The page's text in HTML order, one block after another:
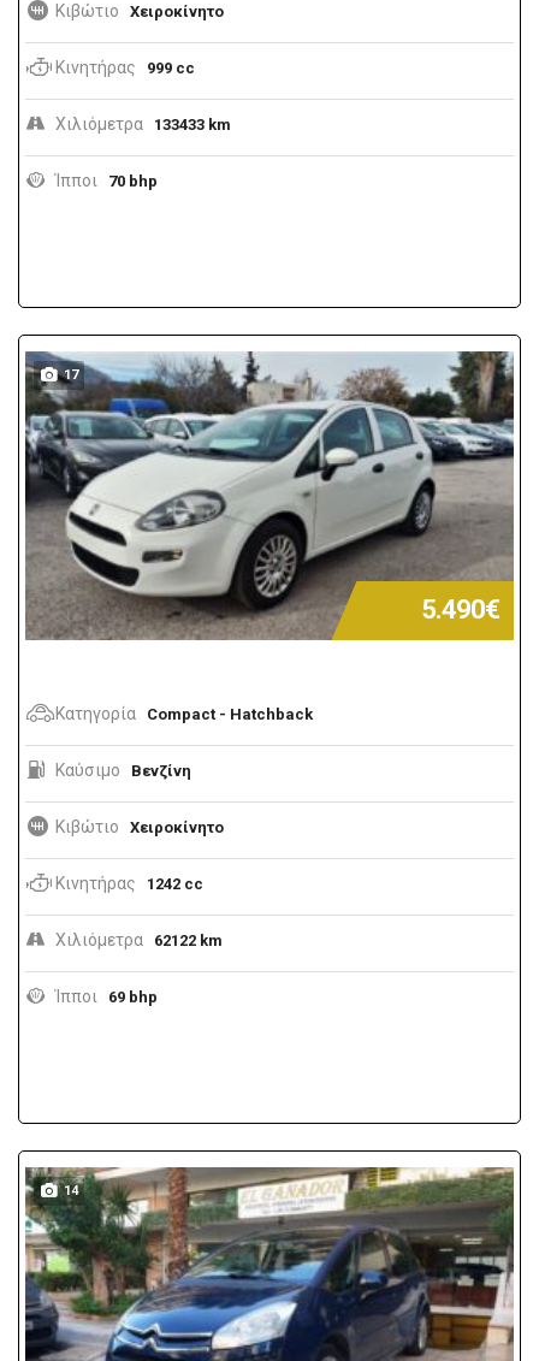
Κιβώτιο Χειροκίνητο
Κινητήρας 999 cc
Χιλιόμετρα 133433 km
Ίπποι 70 bhp
17
5.490€
Κατηγορία Compact - Hatchback
Καύσιμο Βενζίνη
Κιβώτιο Χειροκίνητο
Κινητήρας 1242 cc
Χιλιόμετρα 62122 km
Ίπποι 69 bhp
14